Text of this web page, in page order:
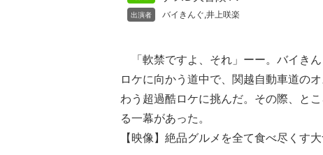
バイきんぐ,井上咲楽
「軟禁ですよ、それ」ーー。バイき
ロケに向かう道中で、関越自動車道の
わう超過酷ロケに挑んだ。その際、と
る一幕があった。
【映像】絶品グルメを全て食べ尽くす